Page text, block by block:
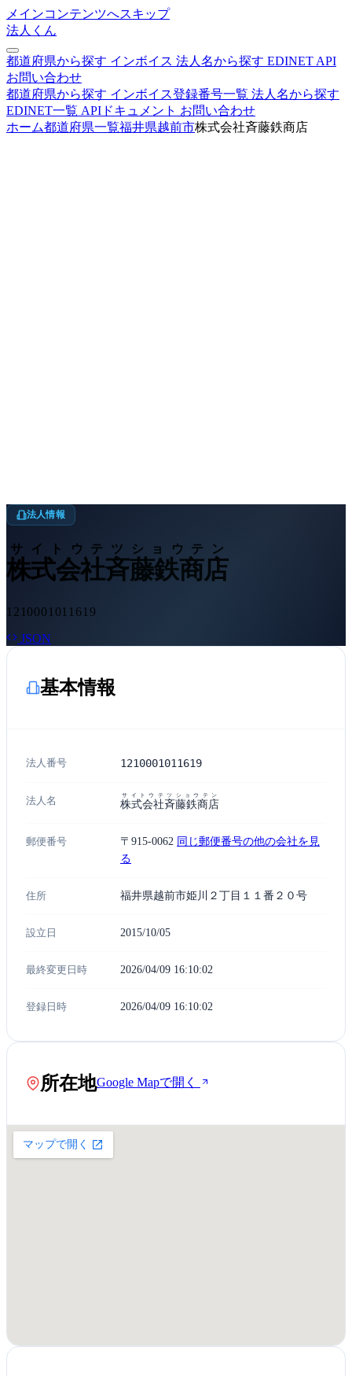
メインコンテンツへスキップ
法人くん
都道府県から探す インボイス 法人名から探す EDINET API
お問い合わせ
都道府県から探す インボイス登録番号一覧 法人名から探す
EDINET一覧 APIドキュメント お問い合わせ
ホーム都道府県一覧福井県越前市株式会社斉藤鉄商店
法人情報
株式会社斉藤鉄商店
サイトウテツショウテン
1210001011619
JSON
基本情報
法人番号 1210001011619
法人名 株式会社斉藤鉄商店
サイトウテツショウテン
郵便番号 〒915-0062 同じ郵便番号の他の会社を見
る
住所 福井県越前市姫川２丁目１１番２０号
設立日 2015/10/05
最終変更日時 2026/04/09 16:10:02
登録日時 2026/04/09 16:10:02
所在地Google Mapで開く